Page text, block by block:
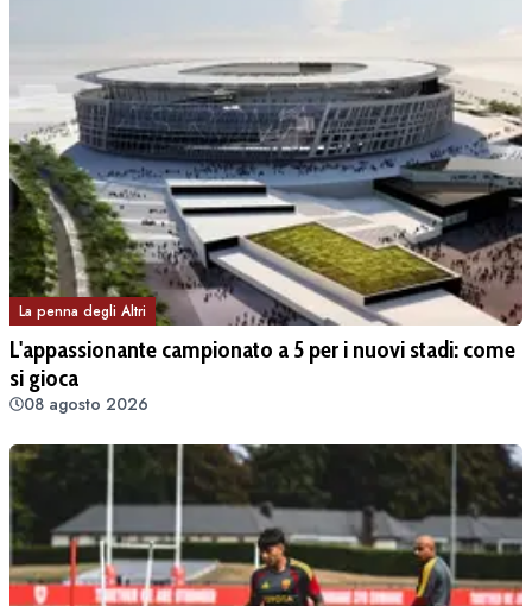
La penna degli Altri
L'appassionante campionato a 5 per i nuovi stadi: come
si gioca
08 agosto 2026